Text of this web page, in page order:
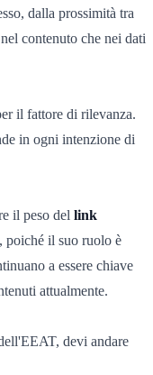
dalla prossimità tra
contenuto che nei dati
il fattore di rilevanza.
in ogni intenzione di
il peso del link
poiché il suo ruolo è
a essere chiave
attualmente.
devi andare